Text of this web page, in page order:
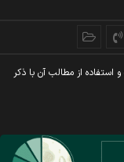
استفاده از مطالب آن با ذکر